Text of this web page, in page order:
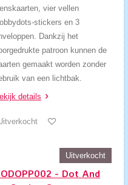
vier vellen
stickers en 3
Dankzij het
patroon kunnen de
gemaakt worden zonder
van een lichtbak.
details
Uitverkocht
- Dot And